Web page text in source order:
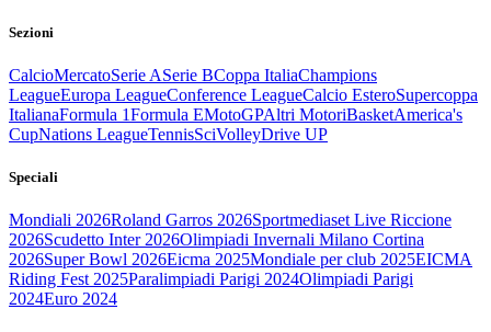
Sezioni
CalcioMercatoSerie ASerie BCoppa ItaliaChampions
LeagueEuropa LeagueConference LeagueCalcio EsteroSupercoppa
ItalianaFormula 1Formula EMotoGPAltri MotoriBasketAmerica's
CupNations LeagueTennisSciVolleyDrive UP
Speciali
Mondiali 2026Roland Garros 2026Sportmediaset Live Riccione
2026Scudetto Inter 2026Olimpiadi Invernali Milano Cortina
2026Super Bowl 2026Eicma 2025Mondiale per club 2025EICMA
Riding Fest 2025Paralimpiadi Parigi 2024Olimpiadi Parigi
2024Euro 2024